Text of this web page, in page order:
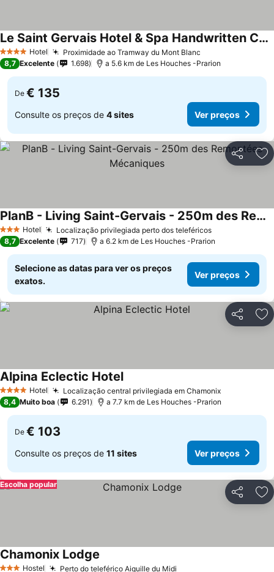
4 EstrelasHotel Proximidade ao Tramway du Mont Blanc
Le Saint Gervais Hotel & Spa Handwritten Collection
8,7 Excelente 1.698 a 5.6 km de Les Houches -Prarion
De € 135
Consulte os preços de 4 sites Ver preços
Partilhar
3 EstrelasHotel Localização privilegiada perto dos teleféricos
PlanB - Living Saint-Gervais - 250m des Remontées Mécaniques
8,7 Excelente 717 a 6.2 km de Les Houches -Prarion
Selecione as datas para ver os preços
exatos.
Ver preços
Partilhar
4 EstrelasHotel Localização central privilegiada em Chamonix
Alpina Eclectic Hotel
8,4 Muito boa 6.291 a 7.7 km de Les Houches -Prarion
De € 103
Consulte os preços de 11 sites Ver preços
Partilhar
Escolha popular
Hostel Perto do teleférico Aiguille du Midi
Chamonix Lodge